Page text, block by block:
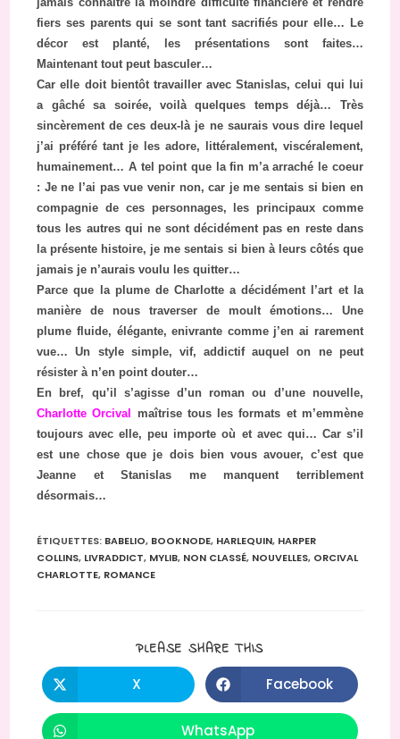
fiers ses parents qui se sont tant sacrifiés pour elle… Le
décor est planté, les présentations sont faites…
Maintenant tout peut basculer…
Car elle doit bientôt travailler avec Stanislas, celui qui lui
a gâché sa soirée, voilà quelques temps déjà… Très
sincèrement de ces deux-là je ne saurais vous dire lequel
j’ai préféré tant je les adore, littéralement, viscéralement,
humainement… A tel point que la fin m’a arraché le coeur
: Je ne l’ai pas vue venir non, car je me sentais si bien en
compagnie de ces personnages, les principaux comme
tous les autres qui ne sont décidément pas en reste dans
la présente histoire, je me sentais si bien à leurs côtés que
jamais je n’aurais voulu les quitter…
Parce que la plume de Charlotte a décidément l’art et la
manière de nous traverser de moult émotions… Une
plume fluide, élégante, enivrante comme j’en ai rarement
vue… Un style simple, vif, addictif auquel on ne peut
résister à n’en point douter…
En bref, qu’il s’agisse d’un roman ou d’une nouvelle,
Charlotte Orcival maîtrise tous les formats et m’emmène
toujours avec elle, peu importe où et avec qui… Car s’il
est une chose que je dois bien vous avouer, c’est que
Jeanne et Stanislas me manquent terriblement
désormais…
ÉTIQUETTES: BABELIO, BOOKNODE, HARLEQUIN, HARPER
COLLINS, LIVRADDICT, MYLIB, NON CLASSÉ, NOUVELLES, ORCIVAL
CHARLOTTE, ROMANCE
PLEASE SHARE THISPARTAGER
CONTENU
Ouvrir
dans
une
X Ouvrir
dans
une
Facebook
WhatsApp